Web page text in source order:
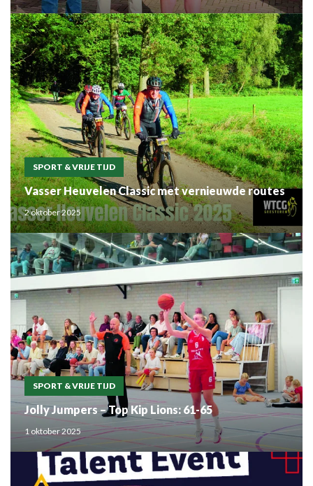
SPORT & VRIJE TIJD
Vasser Heuvelen Classic met vernieuwde routes
2 oktober 2025
SPORT & VRIJE TIJD
Jolly Jumpers – Top Kip Lions: 61-65
1 oktober 2025